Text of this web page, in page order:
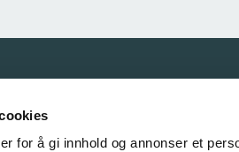
for å gi innhold og annonser et
Våre